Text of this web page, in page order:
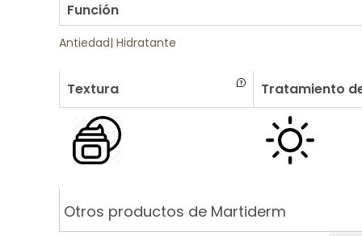
Función
Antiedad| Hidratante
Textura Tratamiento
Otros productos de Martiderm